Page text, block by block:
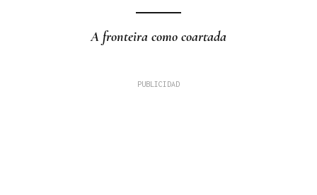
A fronteira como coartada